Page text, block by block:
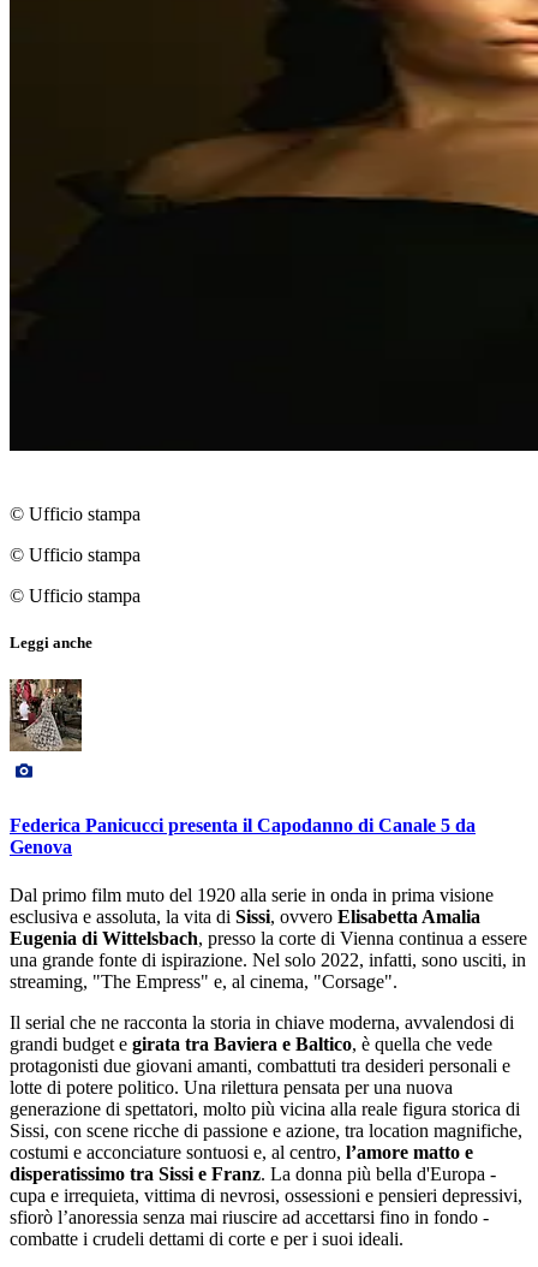
© Ufficio stampa
© Ufficio stampa
© Ufficio stampa
Leggi anche
Federica Panicucci presenta il Capodanno di Canale 5 da
Genova
Dal primo film muto del 1920 alla serie in onda in prima visione
esclusiva e assoluta, la vita di Sissi, ovvero Elisabetta Amalia
Eugenia di Wittelsbach, presso la corte di Vienna continua a essere
una grande fonte di ispirazione. Nel solo 2022, infatti, sono usciti, in
streaming, "The Empress" e, al cinema, "Corsage".
Il serial che ne racconta la storia in chiave moderna, avvalendosi di
grandi budget e girata tra Baviera e Baltico, è quella che vede
protagonisti due giovani amanti, combattuti tra desideri personali e
lotte di potere politico. Una rilettura pensata per una nuova
generazione di spettatori, molto più vicina alla reale figura storica di
Sissi, con scene ricche di passione e azione, tra location magnifiche,
costumi e acconciature sontuosi e, al centro, l’amore matto e
disperatissimo tra Sissi e Franz. La donna più bella d'Europa -
cupa e irrequieta, vittima di nevrosi, ossessioni e pensieri depressivi,
sfiorò l’anoressia senza mai riuscire ad accettarsi fino in fondo -
combatte i crudeli dettami di corte e per i suoi ideali.